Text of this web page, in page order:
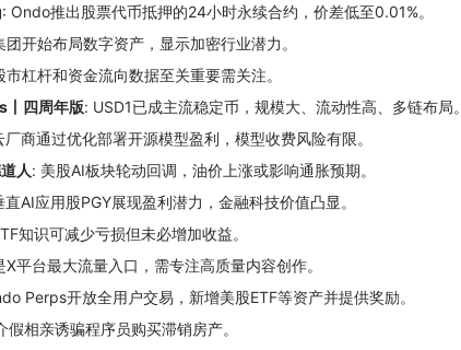
: Ondo推出股票代币抵押的24小时永续合约，价差低至0.01%。
团开始布局数字资产，显示加密行业潜力。
市杠杆和资金流向数据至关重要需关注。
四周年版: USD1已成主流稳定币，规模大、流动性高、多链布局。
厂商通过优化部署开源模型盈利，模型收费风险有限。
人: 美股AI板块轮动回调，油价上涨或影响通胀预期。
直AI应用股PGY展现盈利潜力，金融科技价值凸显。
知识可减少亏损但未必增加收益。
X平台最大流量入口，需专注高质量内容创作。
Perps开放全用户交易，新增美股ETF等资产并提供奖励。
假相亲诱骗程序员购买滞销房产。